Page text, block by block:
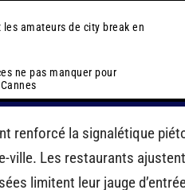
amateurs de city break en
ne pas manquer pour
renforcé la signalétique
ville. Les restaurants
limitent leur jauge